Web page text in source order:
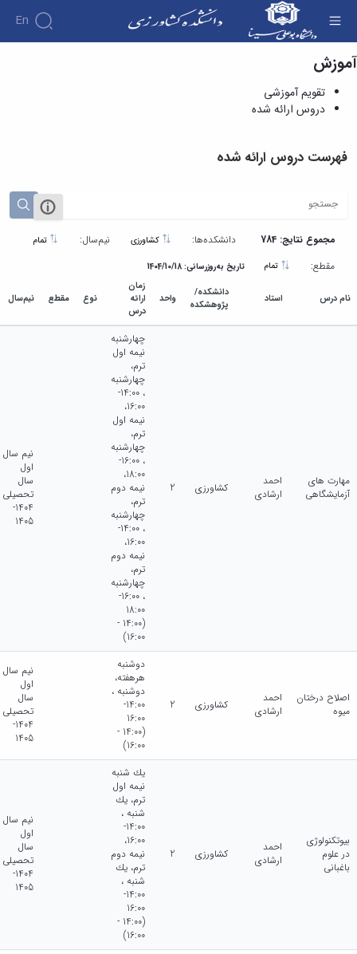
En
دروس ارائه شده - دانشکده کشاورزی
آموزش
تقویم آموزشی
دروس ارائه شده
فهرست دروس ارائه شده
مجموع نتایج: 784 دانشکده‌ها: نیم‌سال: تمام
مقطع: تاریخ به‌روزرسانی: 1404/10/18
نام درس استاد
دانشکده/
پژوهشکده
واحد
زمان
ارائه
درس
نوع مقطع نیم‌سال
مهارت های
آزمایشگاهی
احمد
ارشادی
کشاورزی 2
چهارشنبه
نيمه اول
ترم،
چهارشنبه
، 14:00-
16:00،
نيمه اول
ترم،
چهارشنبه
، 16:00-
18:00،
نيمه دوم
ترم،
چهارشنبه
، 14:00-
16:00،
نيمه دوم
ترم،
چهارشنبه
، 16:00-
18:00
(14:00 -
16:00)
نیم سال
اول
سال
تحصیلی
1404-
1405
اصلاح درختان
میوه
احمد
ارشادی
کشاورزی 2
دوشنبه
هرهفته،
دوشنبه ،
14:00-
16:00
(14:00 -
16:00)
نیم سال
اول
سال
تحصیلی
1404-
1405
بیوتکنولوژی
در علوم
باغبانی
احمد
ارشادی
کشاورزی 2
يك شنبه
نيمه اول
ترم، يك
شنبه ،
14:00-
16:00،
نيمه دوم
ترم، يك
شنبه ،
14:00-
16:00
(14:00 -
16:00)
نیم سال
اول
سال
تحصیلی
1404-
1405